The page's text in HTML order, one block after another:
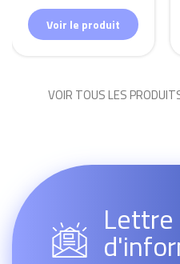
Voir le produit
VOIR TOUS LES
Lettre